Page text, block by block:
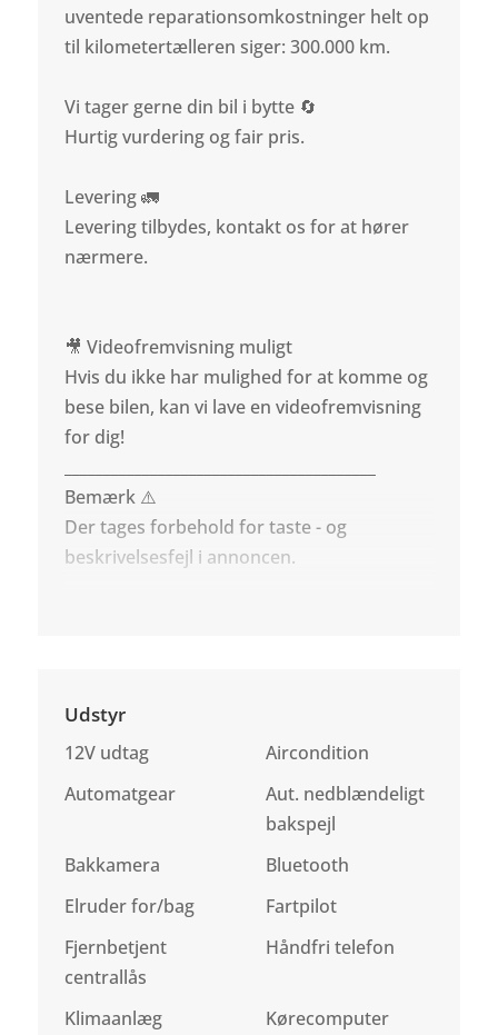
uventede reparationsomkostninger helt op
til kilometertælleren siger: 300.000 km.
Vi tager gerne din bil i bytte 🔄
Hurtig vurdering og fair pris.
Levering 🚛
Levering tilbydes, kontakt os for at hører
nærmere.
🎥 Videofremvisning muligt
Hvis du ikke har mulighed for at komme og
bese bilen, kan vi lave en videofremvisning
for dig!
Bemærk ⚠️
Der tages forbehold for taste - og
beskrivelsesfejl i annoncen.
Udstyr
12V udtag
Aircondition
Automatgear
Aut. nedblændeligt
bakspejl
Bakkamera
Bluetooth
Elruder for/bag
Fartpilot
Fjernbetjent
centrallås
Håndfri telefon
Klimaanlæg
Kørecomputer